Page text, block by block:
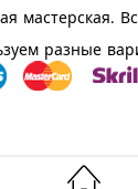
мастерская.
разные